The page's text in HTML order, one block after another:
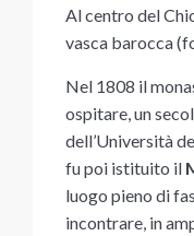
Al centro del
vasca barocca
Nel 1808 il
ospitare, un
dell’Università
fu poi istituito il
luogo pieno di
incontrare, in